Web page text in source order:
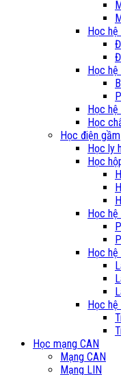
Học hệ
Học hệ
Học
Học
Học điện gầm
Học ly
Học
Học hệ
Học hệ
Học
Học mạng CAN
Mạng CAN
Mạng LIN